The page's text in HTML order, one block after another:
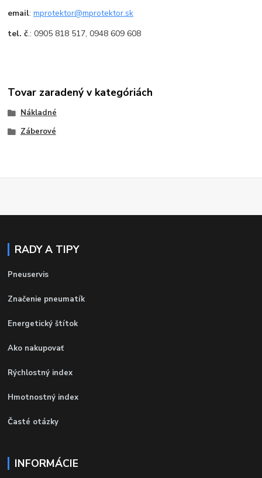
email:mprotektor@mprotektor.sk
tel. č.: 0905 818 517, 0948 609 608
Tovar zaradený v kategóriách
Nákladné
Záberové
RADY A TIPY
Pneuservis
Značenie pneumatík
Energetický štítok
Ako nakupovať
Rýchlostný index
Hmotnostný index
Časté otázky
INFORMÁCIE